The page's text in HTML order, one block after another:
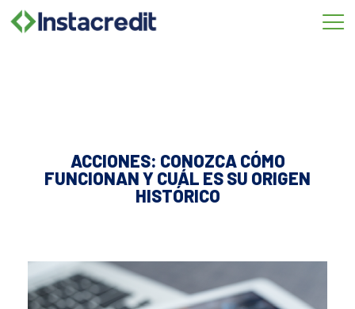
Omitir
ACCIONES: CONOZCA CÓMO
FUNCIONAN Y CUÁL ES SU ORIGEN
HISTÓRICO